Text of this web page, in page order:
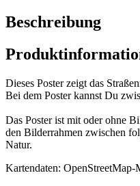
Beschreibung
Dieses Poster zeigt das
Bei dem Poster kannst Du
Das Poster ist mit oder ohne
den Bilderrahmen zwischen
Natur.
Kartendaten: